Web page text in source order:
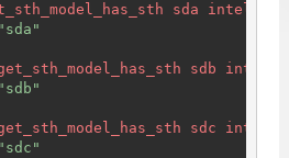
sda intel)
sdb intel)
sdc intel)